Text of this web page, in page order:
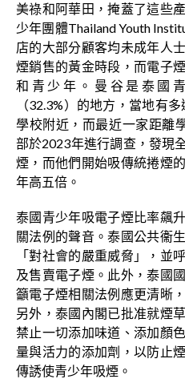
美祿和阿華田，掩蓋了這些
少年團體Thailand Youth
店的大部分顧客均未成年人
煙銷售的黃金時段，而電子
和青少年。曼谷是泰國
（32.3%）的地方，當地有
學校附近，而最近一家距離
部於2023年進行調查，發現
煙，而他們開始吸傳統捲煙
年高五倍。
泰國青少年吸電子煙比率飆
關法例的聲音。泰國公共衞
「對社會的嚴重威脅」，並
及售賣電子煙。此外，泰國
籲電子煙相關法例應更清晰
另外，泰國內閣已批准就煙
禁止一切添加味道、添加顏
量與活力的添加劑，以防止
傳誘使青少年吸煙。